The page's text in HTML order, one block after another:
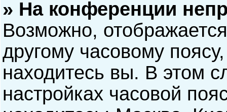
» На конференции
Возможно,
другому часовому
находитесь вы. В этом
настройках часовой